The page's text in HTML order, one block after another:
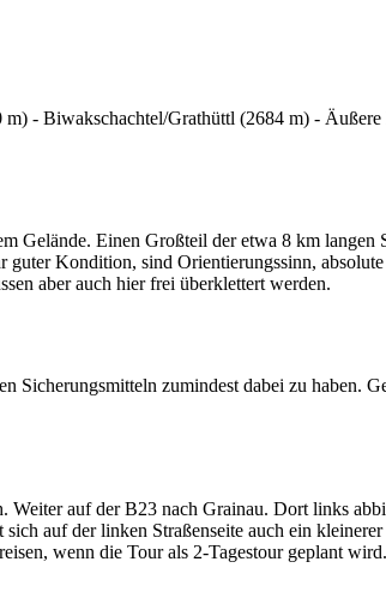
- Biwakschachtel/Grathüttl (2684 m) -
Gelände. Einen Großteil der etwa 8 km
Kondition, sind Orientierungssinn,
aber auch hier frei überklettert werden.
Sicherungsmitteln zumindest dabei zu haben.
auf der B23 nach Grainau. Dort links
auf der linken Straßenseite auch ein
wenn die Tour als 2-Tagestour geplant wird.